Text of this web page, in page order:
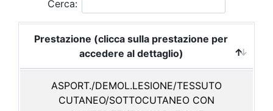
Cerca:
Prestazione (clicca sulla prestazione per
accedere al dettaglio)
ASPORT./DEMOL.LESIONE/TESSUTO
CUTANEO/SOTTOCUTANEO CON